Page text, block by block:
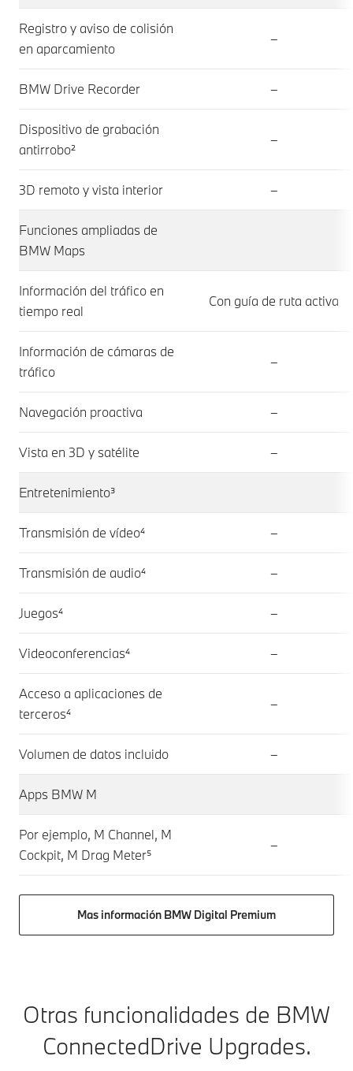
Registro y aviso de colisión
en aparcamiento
–
BMW Drive Recorder –
Dispositivo de grabación
antirrobo²
–
3D remoto y vista interior –
Funciones ampliadas de
BMW Maps
Información del tráfico en
tiempo real
Con guía de ruta activa
Información de cámaras de
tráfico
–
Navegación proactiva –
Vista en 3D y satélite –
Entretenimiento³
Transmisión de vídeo⁴ –
Transmisión de audio⁴ –
Juegos⁴ –
Videoconferencias⁴ –
Acceso a aplicaciones de
terceros⁴
–
Volumen de datos incluido –
Apps BMW M
Por ejemplo, M Channel, M
Cockpit, M Drag Meter⁵
–
Mas información BMW Digital Premium
Otras funcionalidades de BMW
ConnectedDrive Upgrades.